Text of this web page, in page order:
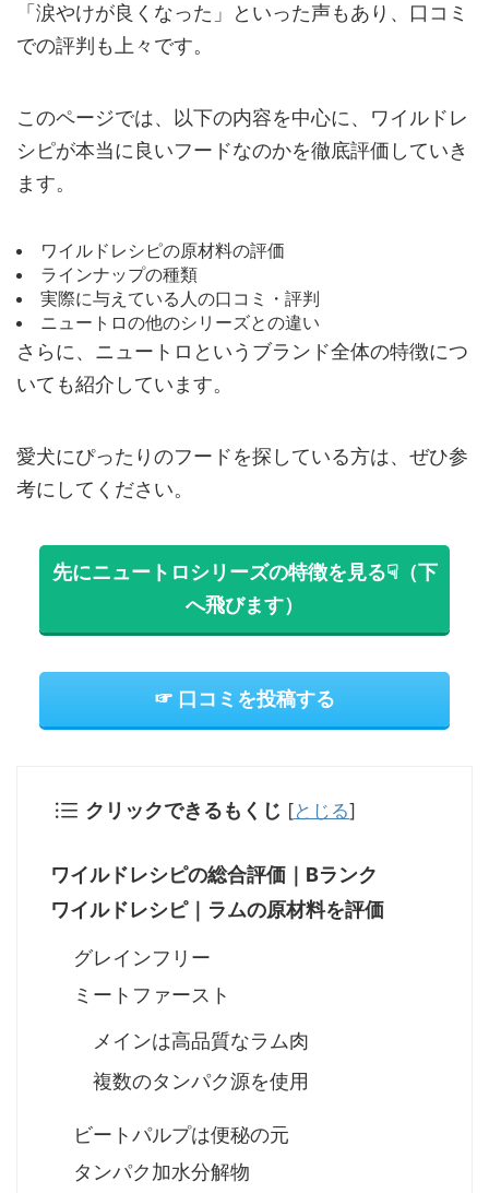
「涙やけが良くなった」といった声もあり、口コミ
での評判も上々です。
このページでは、以下の内容を中心に、ワイルドレ
シピが本当に良いフードなのかを徹底評価していき
ます。
ワイルドレシピの原材料の評価
ラインナップの種類
実際に与えている人の口コミ・評判
ニュートロの他のシリーズとの違い
さらに、ニュートロというブランド全体の特徴につ
いても紹介しています。
愛犬にぴったりのフードを探している方は、ぜひ参
考にしてください。
先にニュートロシリーズの特徴を見る☟（下
へ飛びます）
☞ 口コミを投稿する
クリックできるもくじ [とじる]
ワイルドレシピの総合評価｜Bランク
ワイルドレシピ｜ラムの原材料を評価
グレインフリー
ミートファースト
メインは高品質なラム肉
複数のタンパク源を使用
ビートパルプは便秘の元
タンパク加水分解物